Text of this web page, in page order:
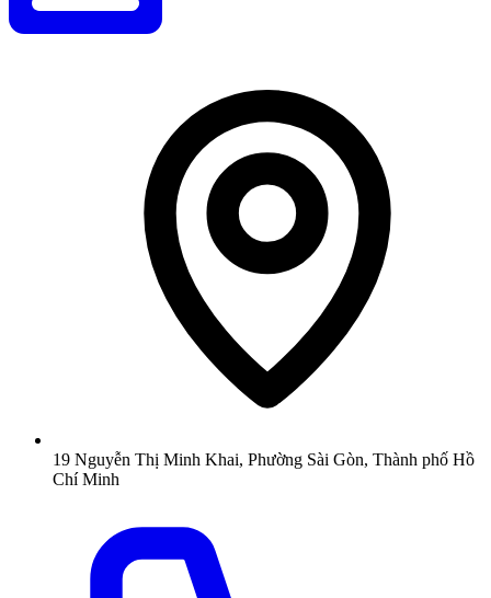
19 Nguyễn Thị Minh Khai, Phường Sài Gòn, Thành phố Hồ
Chí Minh